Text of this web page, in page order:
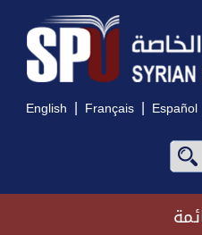
English | Français | Español